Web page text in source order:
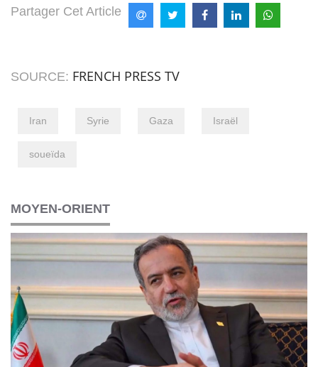
Partager Cet Article
SOURCE: FRENCH PRESS TV
Iran Syrie Gaza Israël
soueïda
MOYEN-ORIENT